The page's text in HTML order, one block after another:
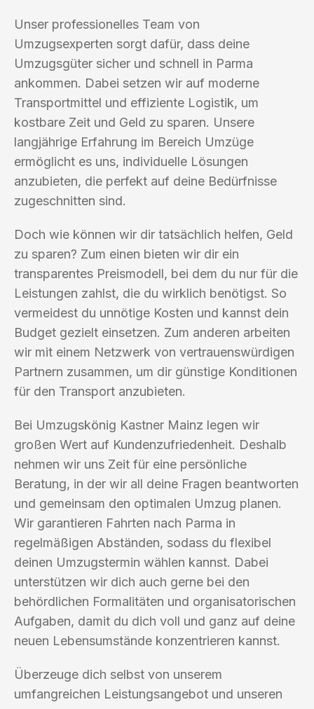
Unser professionelles Team von
Umzugsexperten sorgt dafür, dass deine
Umzugsgüter sicher und schnell in Parma
ankommen. Dabei setzen wir auf moderne
Transportmittel und effiziente Logistik, um
kostbare Zeit und Geld zu sparen. Unsere
langjährige Erfahrung im Bereich Umzüge
ermöglicht es uns, individuelle Lösungen
anzubieten, die perfekt auf deine Bedürfnisse
zugeschnitten sind.
Doch wie können wir dir tatsächlich helfen, Geld
zu sparen? Zum einen bieten wir dir ein
transparentes Preismodell, bei dem du nur für die
Leistungen zahlst, die du wirklich benötigst. So
vermeidest du unnötige Kosten und kannst dein
Budget gezielt einsetzen. Zum anderen arbeiten
wir mit einem Netzwerk von vertrauenswürdigen
Partnern zusammen, um dir günstige Konditionen
für den Transport anzubieten.
Bei Umzugskönig Kastner Mainz legen wir
großen Wert auf Kundenzufriedenheit. Deshalb
nehmen wir uns Zeit für eine persönliche
Beratung, in der wir all deine Fragen beantworten
und gemeinsam den optimalen Umzug planen.
Wir garantieren Fahrten nach Parma in
regelmäßigen Abständen, sodass du flexibel
deinen Umzugstermin wählen kannst. Dabei
unterstützen wir dich auch gerne bei den
behördlichen Formalitäten und organisatorischen
Aufgaben, damit du dich voll und ganz auf deine
neuen Lebensumstände konzentrieren kannst.
Überzeuge dich selbst von unserem
umfangreichen Leistungsangebot und unseren